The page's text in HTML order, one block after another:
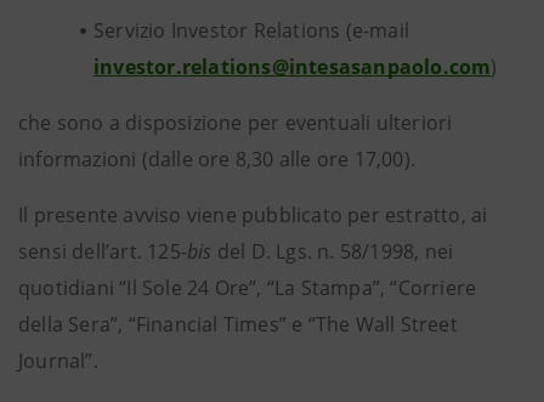
Servizio Investor Relations (e-mail
investor.relations@intesasanpaolo.com)
che sono a disposizione per eventuali ulteriori
informazioni (dalle ore 8,30 alle ore 17,00).
Il presente avviso viene pubblicato per estratto, ai
sensi dell’art. 125-bis del D. Lgs. n. 58/1998, nei
quotidiani “Il Sole 24 Ore”, “La Stampa”, “Corriere
della Sera”, “Financial Times” e “The Wall Street
Journal”.